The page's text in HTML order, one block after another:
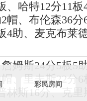
、哈特12分11板
帽、布伦森36分
4助、麦克布莱
姆斯24分5板5
帽、里夫斯22分6
林斯16分、克里
彩民房间